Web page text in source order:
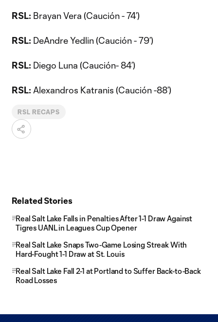
RSL: Brayan Vera (Caución - 74’)
RSL: DeAndre Yedlin (Caución - 79’)
RSL: Diego Luna (Caución- 84’)
RSL: Alexandros Katranis (Caución -88’)
RSL RECAPS
Related Stories
Real Salt Lake Falls in Penalties After 1-1 Draw Against
Tigres UANL in Leagues Cup Opener
Real Salt Lake Snaps Two-Game Losing Streak With
Hard-Fought 1-1 Draw at St. Louis
Real Salt Lake Fall 2-1 at Portland to Suffer Back-to-Back
Road Losses